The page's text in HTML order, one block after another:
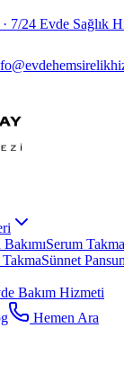
24 Evde Sağlık
Serum Takma
Sünnet
Bakım Hizmeti
Hemen Ara